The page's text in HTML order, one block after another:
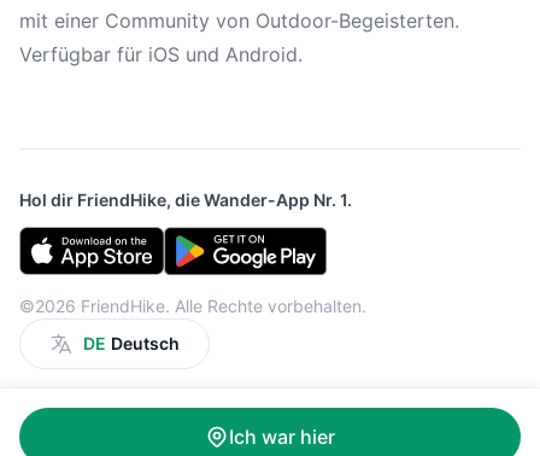
Ich war hier
mit einer Community von Outdoor-Begeisterten.
Verfügbar für iOS und Android.
Hol dir FriendHike, die Wander-App Nr. 1.
©2026 FriendHike. Alle Rechte vorbehalten.
DE Deutsch